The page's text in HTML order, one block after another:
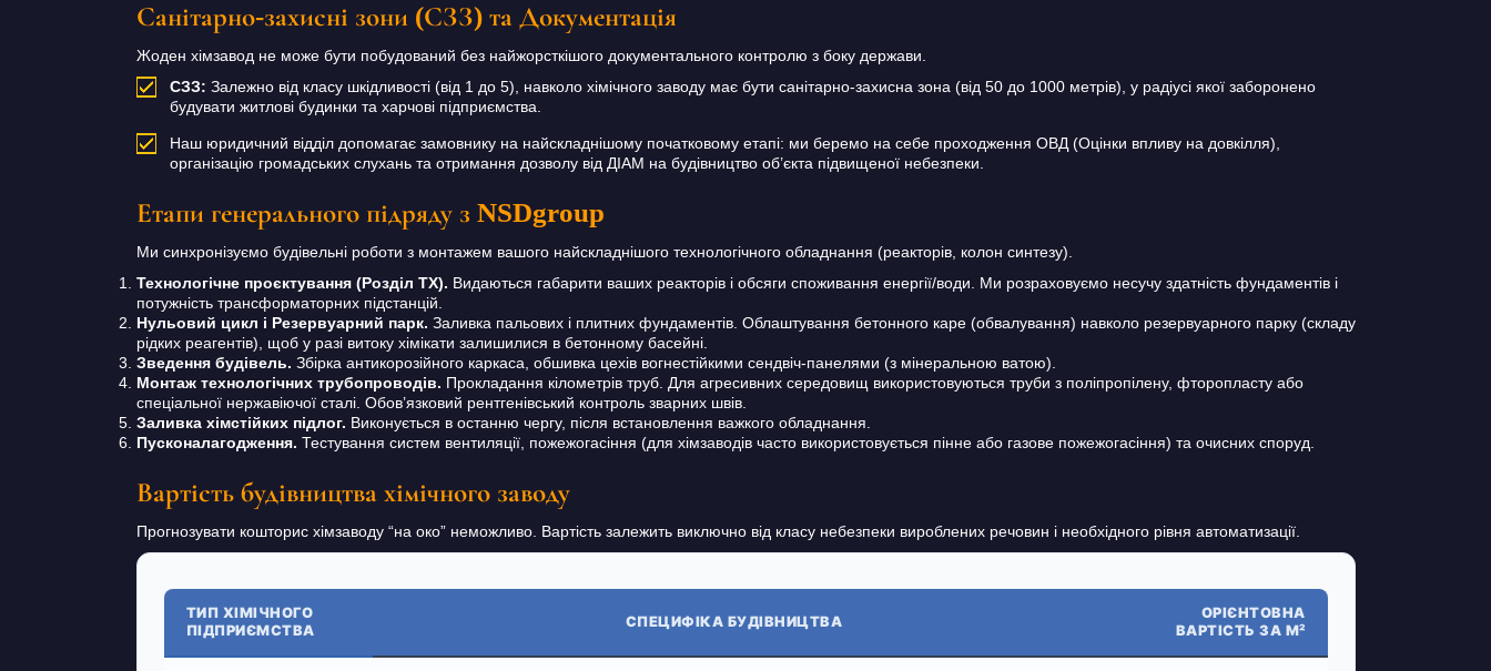
Санітарно-захисні зони (СЗЗ) та Документація
Жоден хімзавод не може бути побудований без найжорсткішого документального контролю з боку держави.
СЗЗ: Залежно від класу шкідливості (від 1 до 5), навколо хімічного заводу має бути санітарно-захисна зона (від 50 до 1000 метрів), у радіусі якої заборонено
будувати житлові будинки та харчові підприємства.
Наш юридичний відділ допомагає замовнику на найскладнішому початковому етапі: ми беремо на себе проходження ОВД (Оцінки впливу на довкілля),
організацію громадських слухань та отримання дозволу від ДІАМ на будівництво об’єкта підвищеної небезпеки.
Етапи генерального підряду з NSDgroup
Ми синхронізуємо будівельні роботи з монтажем вашого найскладнішого технологічного обладнання (реакторів, колон синтезу).
Технологічне проєктування (Розділ ТХ). Видаються габарити ваших реакторів і обсяги споживання енергії/води. Ми розраховуємо несучу здатність фундаментів і
потужність трансформаторних підстанцій.
Нульовий цикл і Резервуарний парк. Заливка пальових і плитних фундаментів. Облаштування бетонного каре (обвалування) навколо резервуарного парку (складу
рідких реагентів), щоб у разі витоку хімікати залишилися в бетонному басейні.
Зведення будівель. Збірка антикорозійного каркаса, обшивка цехів вогнестійкими сендвіч-панелями (з мінеральною ватою).
Монтаж технологічних трубопроводів. Прокладання кілометрів труб. Для агресивних середовищ використовуються труби з поліпропілену, фторопласту або
спеціальної нержавіючої сталі. Обов’язковий рентгенівський контроль зварних швів.
Заливка хімстійких підлог. Виконується в останню чергу, після встановлення важкого обладнання.
Пусконалагодження. Тестування систем вентиляції, пожежогасіння (для хімзаводів часто використовується пінне або газове пожежогасіння) та очисних споруд.
Вартість будівництва хімічного заводу
Прогнозувати кошторис хімзаводу “на око” неможливо. Вартість залежить виключно від класу небезпеки вироблених речовин і необхідного рівня автоматизації.
ТИП ХІМІЧНОГО
ПІДПРИЄМСТВА
СПЕЦИФІКА БУДІВНИЦТВА
ОРІЄНТОВНА
ВАРТІСТЬ ЗА М²